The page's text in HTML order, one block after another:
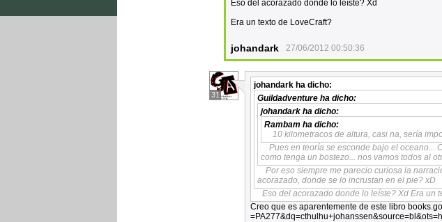
Eso del acorazado donde lo leíste? Xd
Era un texto de LoveCraft?
johandark 27/06/2012 00:50:36
31
johandark ha dicho:
Guildadventure ha dicho:
johandark ha dicho:
Rambam ha dicho:
10 kilometracos de altura, casi na, sería
Pues en teoría se esconde bajo el oceano...
como tenga un bostezo... nos vamos todos al
Por eso siempre me parecio curiosa la
acorazado, donde se lo incrustan en el pie? xD
Eso del acorazado donde lo leíste? Xd Era un
Creo que es aparentemente de este libro